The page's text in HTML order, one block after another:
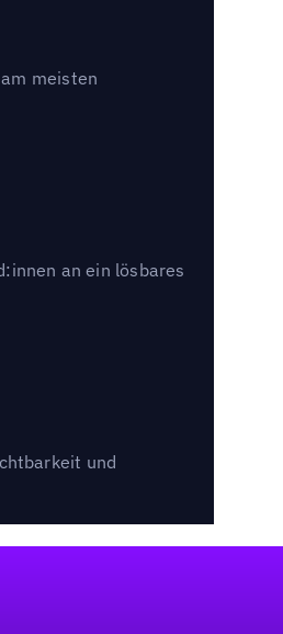
meisten
an ein lösbares
und